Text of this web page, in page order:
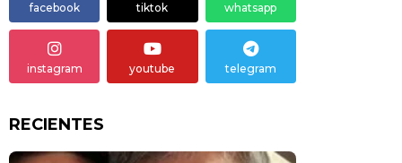
facebook tiktok whatsapp
instagram youtube telegram
RECIENTES